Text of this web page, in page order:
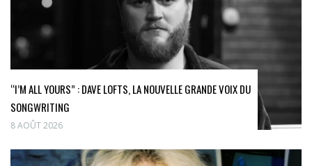
“I’M ALL YOURS” : DAVE LOFTS, LA NOUVELLE GRANDE VOIX DU
SONGWRITING
8 AOÛT 2026